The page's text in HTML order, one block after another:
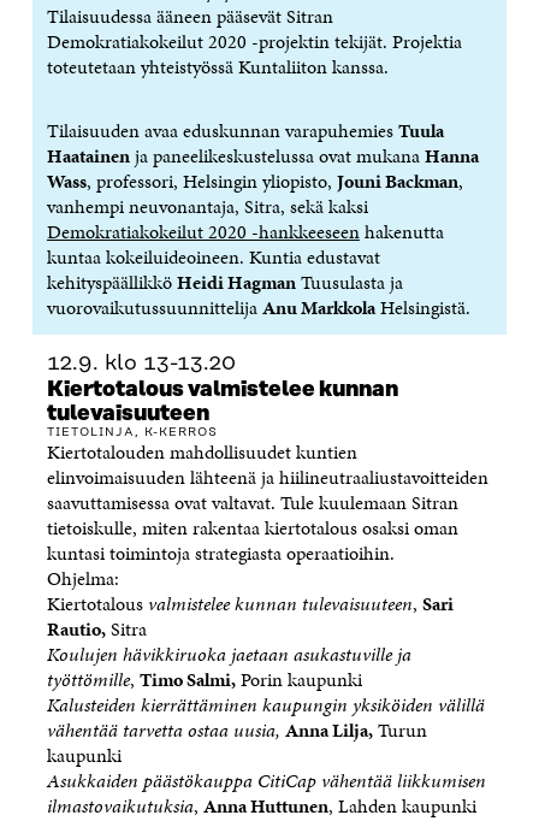
Tilaisuudessa ääneen pääsevät Sitran
Demokratiakokeilut 2020 -projektin tekijät. Projektia
toteutetaan yhteistyössä Kuntaliiton kanssa.
Tilaisuuden avaa eduskunnan varapuhemiesTuula
Haatainenja paneelikeskustelussa ovat mukanaHanna
Wass, professori, Helsingin yliopisto, Jouni Backman,
vanhempi neuvonantaja, Sitra, sekä kaksi
Demokratiakokeilut 2020 -hankkeeseenhakenutta
kuntaa kokeiluideoineen. Kuntia edustavat
kehityspäällikköHeidi HagmanTuusulasta ja
vuorovaikutussuunnittelijaAnu MarkkolaHelsingistä.
12.9. klo 13-13.20
Kiertotalous valmistelee kunnan
tulevaisuuteen
TIETOLINJA, K-KERROS
Kiertotalouden mahdollisuudet kuntien
elinvoimaisuuden lähteenä ja hiilineutraaliustavoitteiden
saavuttamisessa ovat valtavat. Tule kuulemaan Sitran
tietoiskulle, miten rakentaa kiertotalous osaksi oman
kuntasi toimintoja strategiasta operaatioihin.
Ohjelma:
Kiertotalousvalmistelee kunnan tulevaisuuteen, Sari
Rautio,Sitra
Koulujen hävikkiruoka jaetaan asukastuville ja
työttömille, Timo Salmi,Porin kaupunki
Kalusteiden kierrättäminen kaupungin yksiköiden välillä
vähentää tarvetta ostaa uusia, Anna Lilja,Turun
kaupunki
Asukkaiden päästökauppa CitiCap vähentää liikkumisen
ilmastovaikutuksia, Anna Huttunen, Lahden kaupunki